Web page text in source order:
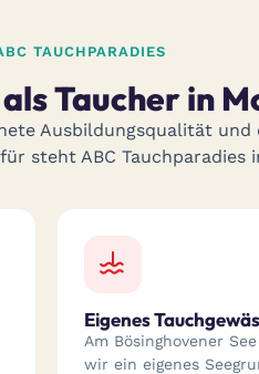
TAUCHPARADIES
Taucher in
Ausbildungsqualität und
steht ABC Tauchparadies
Eigenes
Am Bösinghovener
wir ein eigenes